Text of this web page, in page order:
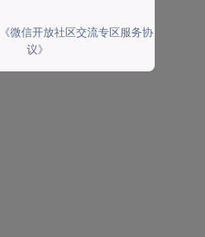
《微信开放社区交流专区服务协
议》